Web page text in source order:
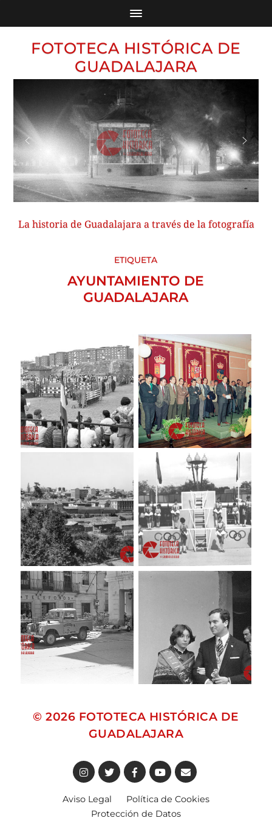
FOTOTECA HISTÓRICA DE
GUADALAJARA
La historia de Guadalajara a través de la fotografía
ETIQUETA
AYUNTAMIENTO DE
GUADALAJARA
© 2026 FOTOTECA HISTÓRICA DE
GUADALAJARA
Aviso Legal
Política de Cookies
Protección de Datos